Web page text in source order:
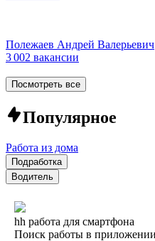
Полежаев Андрей Валерьевич
3 002 вакансии
Посмотреть все
Популярное
Работа из дома
Подработка
Водитель
hh работа для смартфона
Поиск работы в